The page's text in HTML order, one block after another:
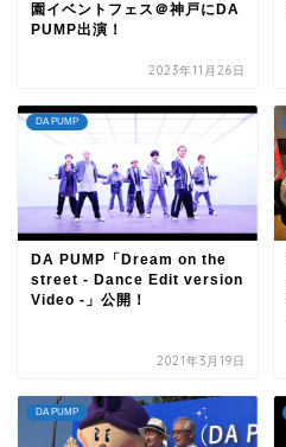
園イベントフェス＠神戸にDA
PUMP出演！
2023年11月26日
DA PUMP
DA PUMP「Dream on the
street - Dance Edit version
Video -」公開！
2021年3月19日
DA PUMP